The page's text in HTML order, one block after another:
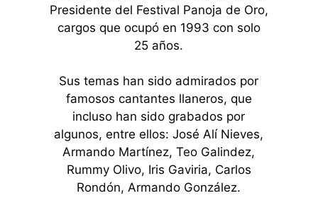
Presidente del Festival Panoja de Oro,
cargos que ocupó en 1993 con solo
25 años.
Sus temas han sido admirados por
famosos cantantes llaneros, que
incluso han sido grabados por
algunos, entre ellos: José Alí Nieves,
Armando Martínez, Teo Galindez,
Rummy Olivo, Iris Gaviria, Carlos
Rondón, Armando González.